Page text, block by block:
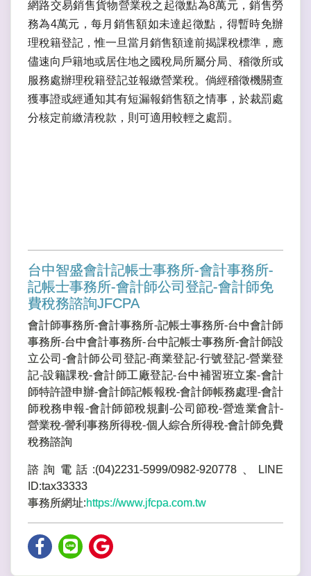
網路交易銷售貨物營業稅之起徵點為8萬元，銷售勞
務為4萬元，每月銷售額如未達起徵點，得暫時免辦
理稅籍登記，惟一旦當月銷售額達前揭課稅標準，應
儘速向戶籍地或居住地之國稅局所屬分局、稽徵所或
服務處辦理稅籍登記並報繳營業稅。倘經稽徵機關查
獲事證或經通知其有短漏報銷售額之情事，於裁罰處
分核定前繳清稅款，則可適用較輕之處罰。
台中智盛會計記帳士事務所-會計事務所-
記帳士事務所-會計師公司登記-會計師免
費稅務諮詢JFCPA
會計師事務所-會計事務所-記帳士事務所-台中會計師
事務所-台中會計事務所-台中記帳士事務所-會計師設
立公司-會計師公司登記-商業登記-行號登記-營業登
記-設籍課稅-會計師工廠登記-台中補習班立案-會計
師特許證申辦-會計師記帳報稅-會計師帳務處理-會計
師稅務申報-會計師節稅規劃-公司節稅-營造業會計-
營業稅-謍利事務所得稅-個人綜合所得稅-會計師免費
稅務諮詢
諮詢電話:(04)2231-5999/0982-920778、LINE
ID:tax33333
事務所網址:https://www.jfcpa.com.tw